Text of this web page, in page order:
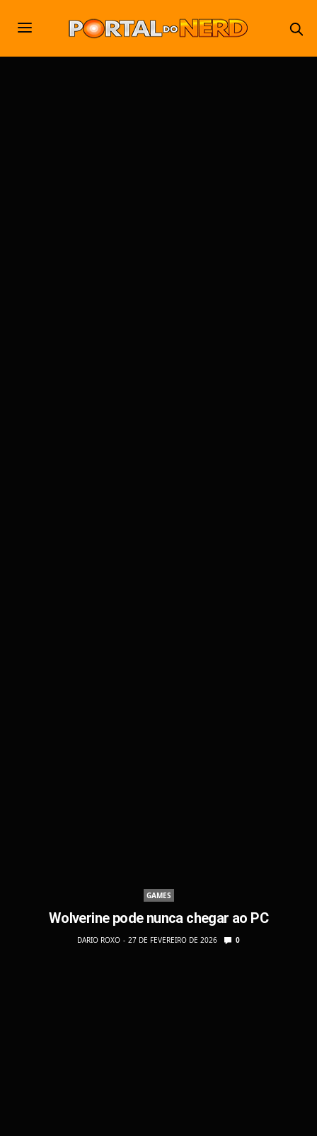
GAMES
Wolverine pode nunca chegar ao PC
DARIO ROXO 27 DE FEVEREIRO DE 2026 0